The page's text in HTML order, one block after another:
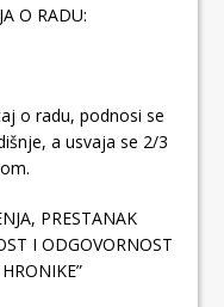
O RADU:
o radu, podnosi se
a usvaja se 2/3
PRESTANAK
I ODGOVORNOST